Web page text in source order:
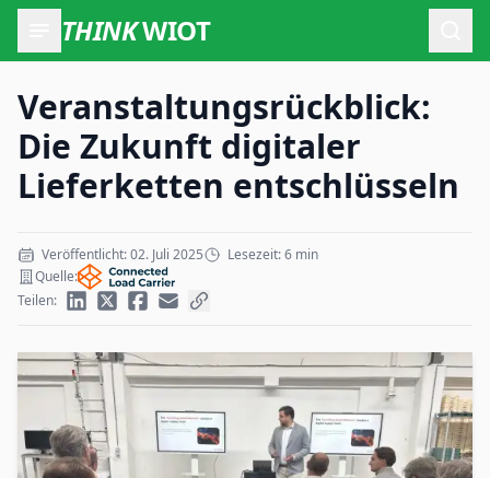
THINKWIOT
Veranstaltungsrückblick:
Die Zukunft digitaler
Lieferketten entschlüsseln
Veröffentlicht: 02. Juli 2025
Lesezeit: 6 min
Quelle:
Teilen: